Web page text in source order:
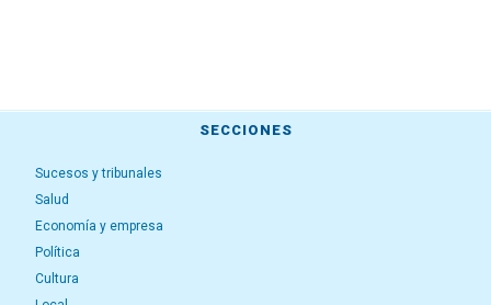
SECCIONES
Sucesos y tribunales
Salud
Economía y empresa
Política
Cultura